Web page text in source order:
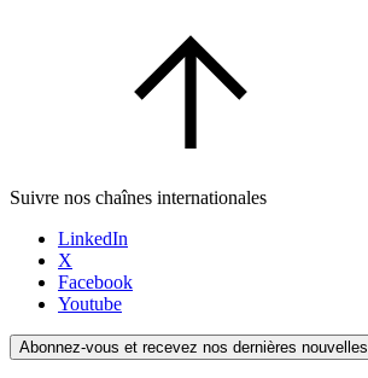
Suivre nos chaînes internationales
LinkedIn
X
Facebook
Youtube
Abonnez-vous et recevez nos dernières nouvelles